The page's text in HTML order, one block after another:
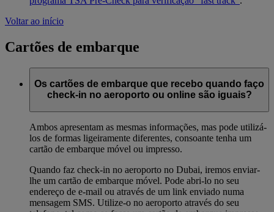
Voltar ao início
Cartões de embarque
Os cartões de embarque que recebo quando faço
check-in no aeroporto ou online são iguais?
Ambos apresentam as mesmas informações, mas pode utilizá-
los de formas ligeiramente diferentes, consoante tenha um
cartão de embarque móvel ou impresso.
Quando faz check-in no aeroporto no Dubai, iremos enviar-
lhe um cartão de embarque móvel. Pode abri-lo no seu
endereço de e-mail ou através de um link enviado numa
mensagem SMS. Utilize-o no aeroporto através do seu